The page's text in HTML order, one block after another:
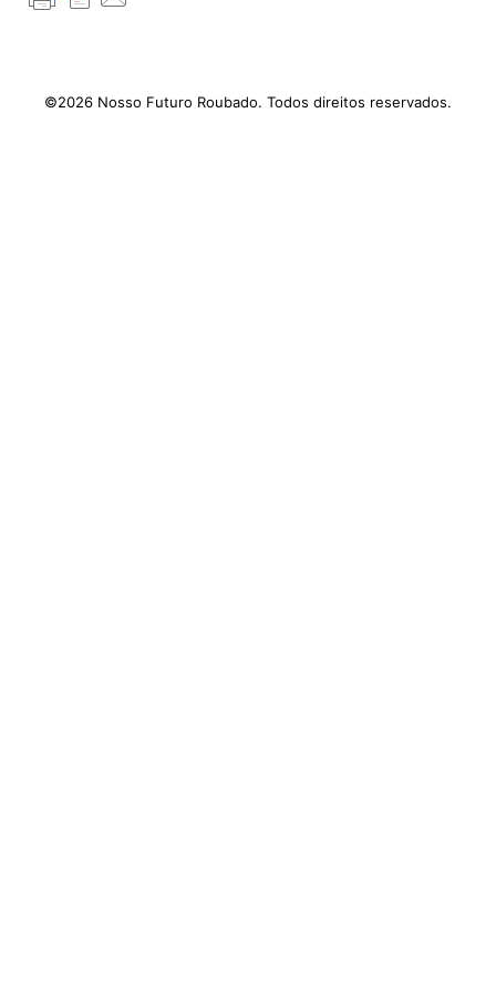
©2026 Nosso Futuro Roubado. Todos direitos reservados.